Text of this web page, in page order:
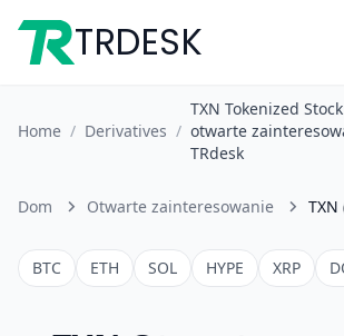
TRDESK
Home / Derivatives /
TXN Tokenized
otwarte
TRdesk
Dom Otwarte zainteresowanie TXN
BTC ETH SOL HYPE XRP